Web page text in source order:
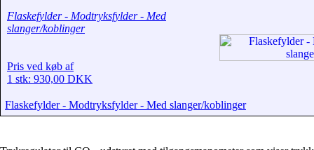
Flaskefylder - Modtryksfylder - Med
slanger/koblinger
Pris ved køb af
1 stk: 930,00 DKK
Flaskefylder - Modtryksfylder - Med slanger/koblinger